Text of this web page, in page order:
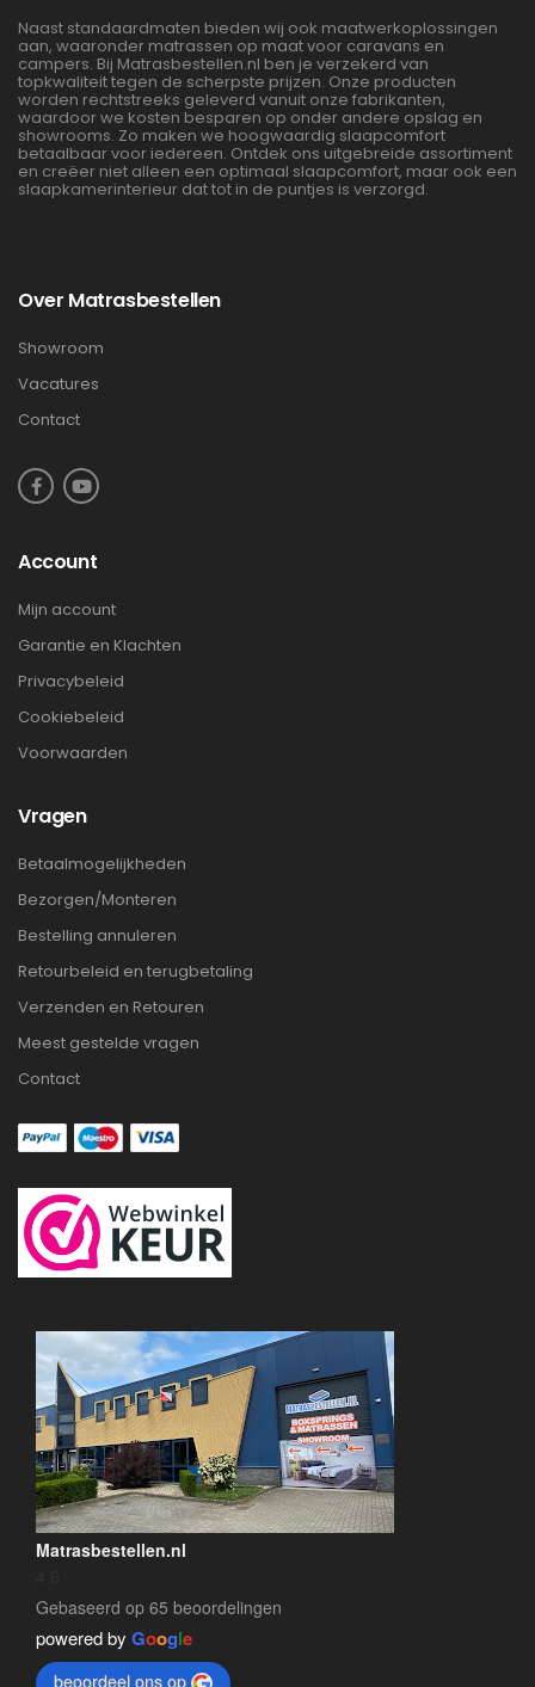
Naast standaardmaten bieden wij ook maatwerkoplossingen
aan, waaronder matrassen op maat voor caravans en
campers. Bij Matrasbestellen.nl ben je verzekerd van
topkwaliteit tegen de scherpste prijzen. Onze producten
worden rechtstreeks geleverd vanuit onze fabrikanten,
waardoor we kosten besparen op onder andere opslag en
showrooms. Zo maken we hoogwaardig slaapcomfort
betaalbaar voor iedereen. Ontdek ons uitgebreide assortiment
en creëer niet alleen een optimaal slaapcomfort, maar ook een
slaapkamerinterieur dat tot in de puntjes is verzorgd.
Over Matrasbestellen
Showroom
Vacatures
Contact
Account
Mijn account
Garantie en Klachten
Privacybeleid
Cookiebeleid
Voorwaarden
Vragen
Betaalmogelijkheden
Bezorgen/Monteren
Bestelling annuleren
Retourbeleid en terugbetaling
Verzenden en Retouren
Meest gestelde vragen
Contact
Matrasbestellen.nl
Gebaseerd op 65 beoordelingen
powered by Google
beoordeel ons op